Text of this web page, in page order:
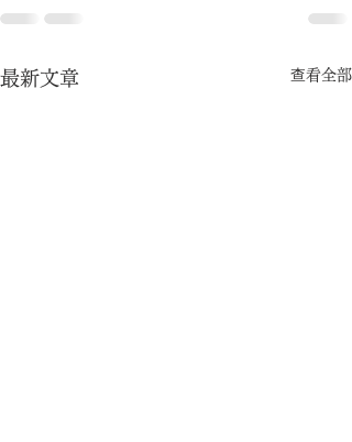
最新文章 查看全部